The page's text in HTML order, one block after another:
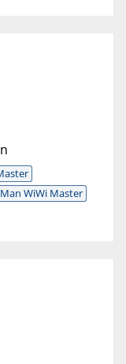
WiWi Master